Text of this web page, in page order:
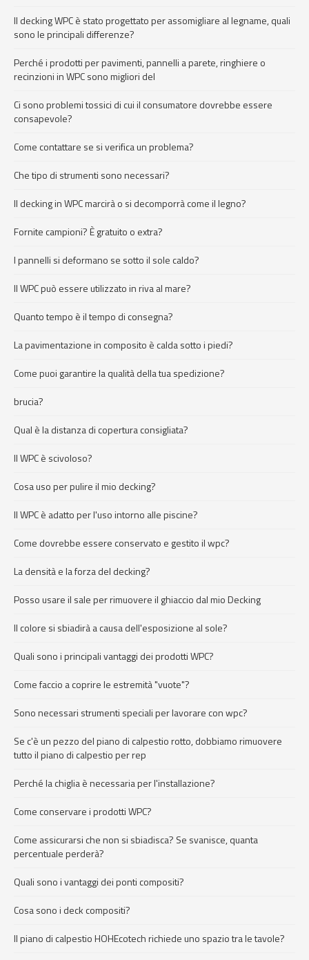
Il decking WPC è stato progettato per assomigliare al legname, quali
sono le principali differenze?
Perché i prodotti per pavimenti, pannelli a parete, ringhiere o
recinzioni in WPC sono migliori del
Ci sono problemi tossici di cui il consumatore dovrebbe essere
consapevole?
Come contattare se si verifica un problema?
Che tipo di strumenti sono necessari?
Il decking in WPC marcirà o si decomporrà come il legno?
Fornite campioni? È gratuito o extra?
I pannelli si deformano se sotto il sole caldo?
Il WPC può essere utilizzato in riva al mare?
Quanto tempo è il tempo di consegna?
La pavimentazione in composito è calda sotto i piedi?
Come puoi garantire la qualità della tua spedizione?
brucia?
Qual è la distanza di copertura consigliata?
Il WPC è scivoloso?
Cosa uso per pulire il mio decking?
Il WPC è adatto per l'uso intorno alle piscine?
Come dovrebbe essere conservato e gestito il wpc?
La densità e la forza del decking?
Posso usare il sale per rimuovere il ghiaccio dal mio Decking
Il colore si sbiadirà a causa dell'esposizione al sole?
Quali sono i principali vantaggi dei prodotti WPC?
Come faccio a coprire le estremità "vuote"?
Sono necessari strumenti speciali per lavorare con wpc?
Se c'è un pezzo del piano di calpestio rotto, dobbiamo rimuovere
tutto il piano di calpestio per rep
Perché la chiglia è necessaria per l'installazione?
Come conservare i prodotti WPC?
Come assicurarsi che non si sbiadisca? Se svanisce, quanta
percentuale perderà?
Quali sono i vantaggi dei ponti compositi?
Cosa sono i deck compositi?
Il piano di calpestio HOHEcotech richiede uno spazio tra le tavole?